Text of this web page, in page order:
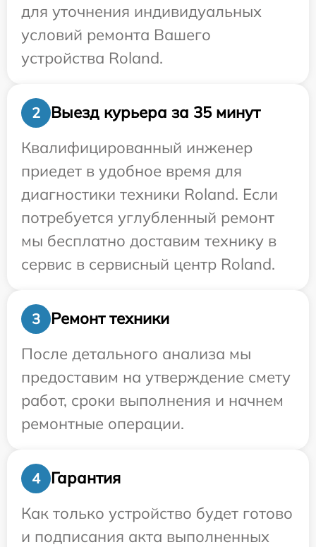
для уточнения индивидуальных
условий ремонта Вашего
устройства Roland.
2
Выезд курьера за 35 минут
Квалифицированный инженер
приедет в удобное время для
диагностики техники Roland. Если
потребуется углубленный ремонт
мы бесплатно доставим технику в
сервис в сервисный центр Roland.
3
Ремонт техники
После детального анализа мы
предоставим на утверждение смету
работ, сроки выполнения и начнем
ремонтные операции.
4
Гарантия
Как только устройство будет готово
и подписания акта выполненных